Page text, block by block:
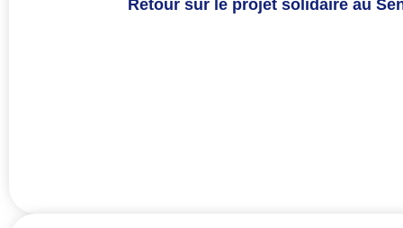
Retour sur le projet solidaire au